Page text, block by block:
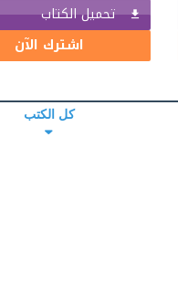
تحميل الكتاب
اشترك الآن
كل الكتب